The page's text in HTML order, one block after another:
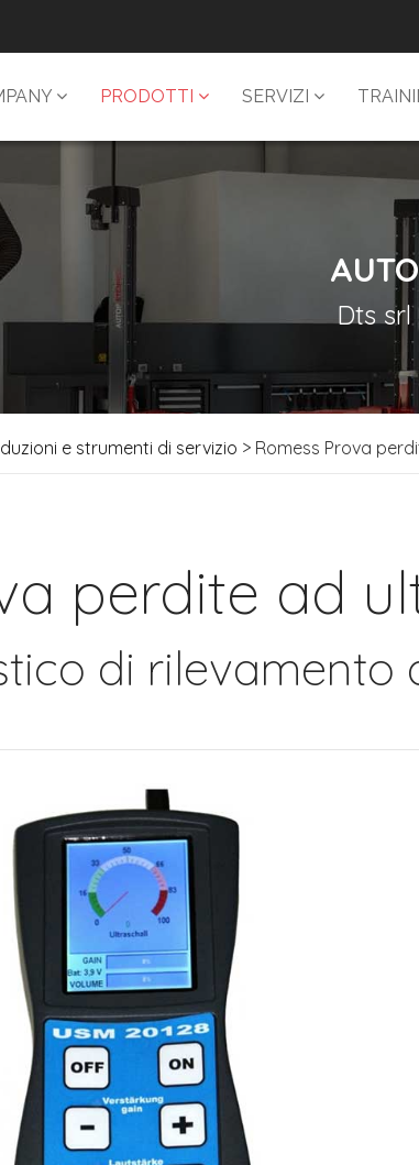
PRODOTTI SERVIZI
AUTO
Dts srl
e strumenti di servizio > Romess Prova
perdite ad
di rilevamento